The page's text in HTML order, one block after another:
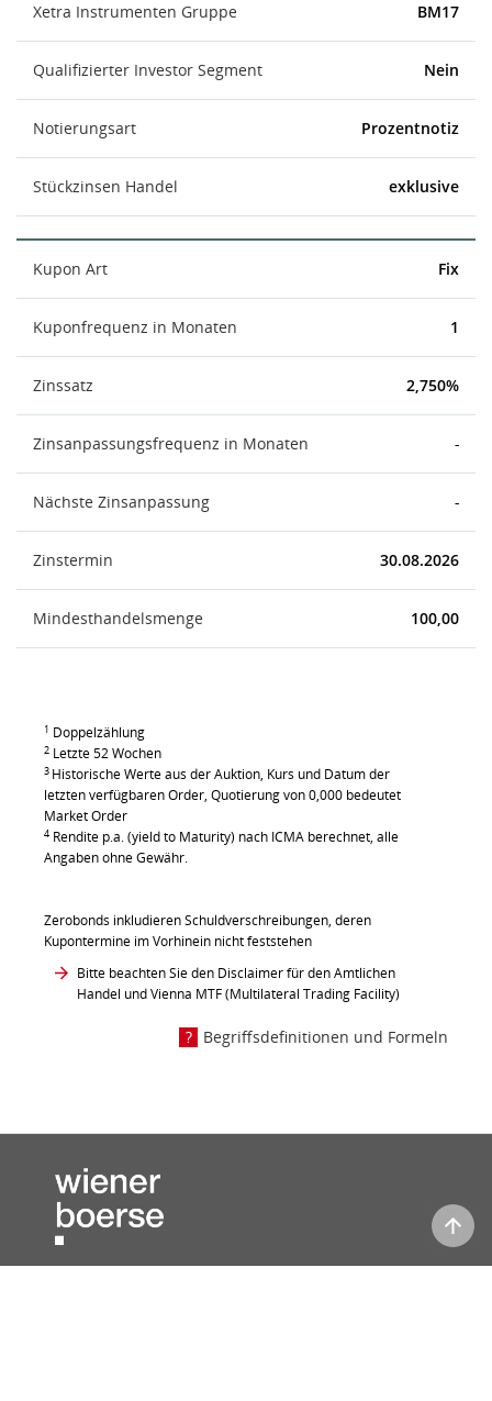
Xetra Instrumenten Gruppe BM17
Qualifizierter Investor Segment Nein
Notierungsart Prozentnotiz
Stückzinsen Handel exklusive
Kupon Art Fix
Kuponfrequenz in Monaten 1
Zinssatz 2,750%
Zinsanpassungsfrequenz in Monaten -
Nächste Zinsanpassung -
Zinstermin 30.08.2026
Mindesthandelsmenge 100,00
1 Doppelzählung
2 Letzte 52 Wochen
3 Historische Werte aus der Auktion, Kurs und Datum der
letzten verfügbaren Order, Quotierung von 0,000 bedeutet
Market Order
4 Rendite p.a. (yield to Maturity) nach ICMA berechnet, alle
Angaben ohne Gewähr.
Zerobonds inkludieren Schuldverschreibungen, deren
Kupontermine im Vorhinein nicht feststehen
Bitte beachten Sie den Disclaimer für den Amtlichen
Handel und Vienna MTF (Multilateral Trading Facility)
Begriffsdefinitionen und Formeln